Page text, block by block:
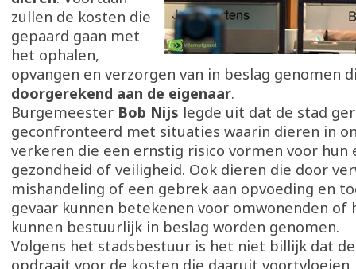
zullen de kosten die
gepaard gaan met
het ophalen,
opvangen en verzorgen van in beslag genomen
doorgerekend aan de eigenaar.
Burgemeester Bob Nijs legde uit dat de stad
geconfronteerd met situaties waarin dieren in
verkeren die een ernstig risico vormen voor hun
gezondheid of veiligheid. Ook dieren die door
mishandeling of een gebrek aan opvoeding en
gevaar kunnen betekenen voor omwonenden of
kunnen bestuurlijk in beslag worden genomen.
Volgens het stadsbestuur is het niet billijk dat
opdraait voor de kosten die daaruit voortvloeien.